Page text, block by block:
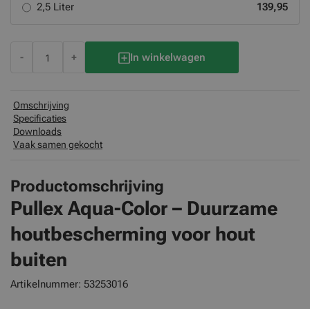
2,5 Liter 139,95
- + In winkelwagen
Omschrijving
Specificaties
Downloads
Vaak samen gekocht
Productomschrijving
Pullex Aqua-Color – Duurzame
houtbescherming voor hout
buiten
Artikelnummer: 53253016